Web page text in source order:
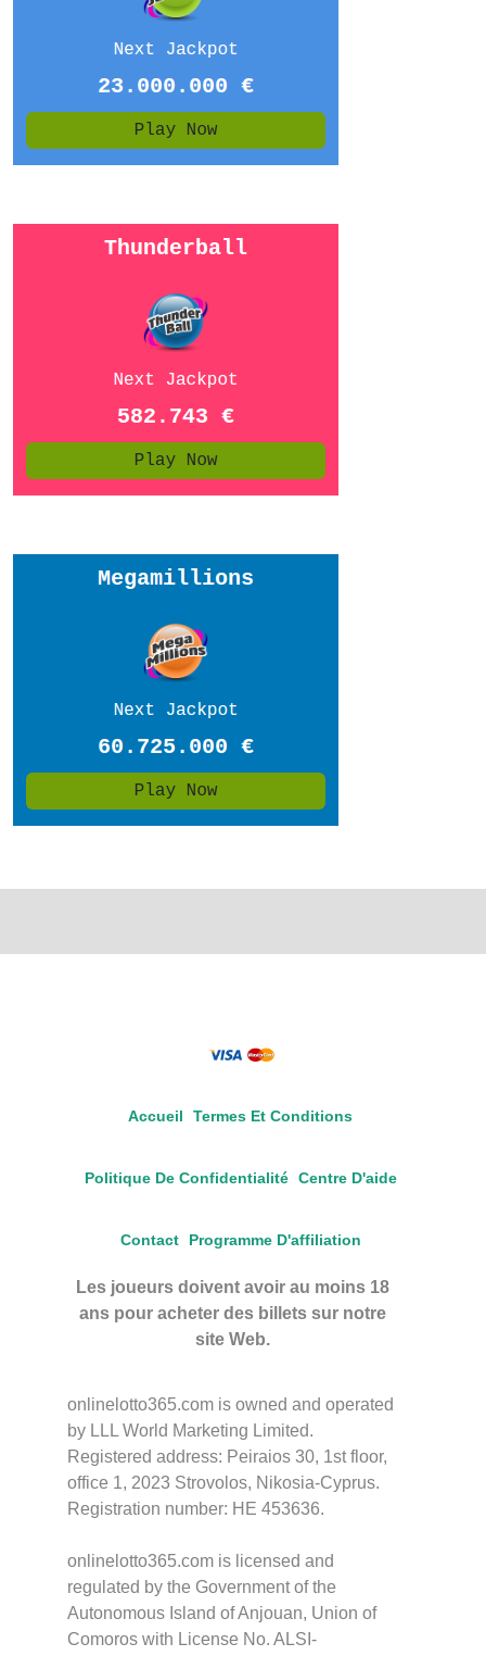
Accueil Termes Et Conditions
Politique De Confidentialité Centre D'aide
Contact Programme D'affiliation
Les joueurs doivent avoir au moins 18
ans pour acheter des billets sur notre
site Web.
onlinelotto365.com is owned and operated
by LLL World Marketing Limited.
Registered address: Peiraios 30, 1st floor,
office 1, 2023 Strovolos, Nikosia-Cyprus.
Registration number: HE 453636.
onlinelotto365.com is licensed and
regulated by the Government of the
Autonomous Island of Anjouan, Union of
Comoros with License No. ALSI-